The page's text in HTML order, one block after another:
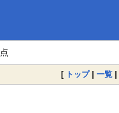
[ トップ| 一覧 |